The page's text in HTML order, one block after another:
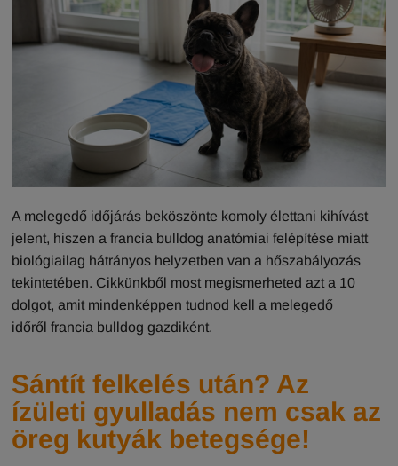
A melegedő időjárás beköszönte komoly élettani kihívást
jelent, hiszen a francia bulldog anatómiai felépítése miatt
biológiailag hátrányos helyzetben van a hőszabályozás
tekintetében. Cikkünkből most megismerheted azt a 10
dolgot, amit mindenképpen tudnod kell a melegedő
időről francia bulldog gazdiként.
Sántít felkelés után? Az
ízületi gyulladás nem csak az
öreg kutyák betegsége!